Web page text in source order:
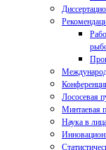
Лососевая
Минтаевая
Наука в